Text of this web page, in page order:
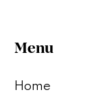
Menu
Home